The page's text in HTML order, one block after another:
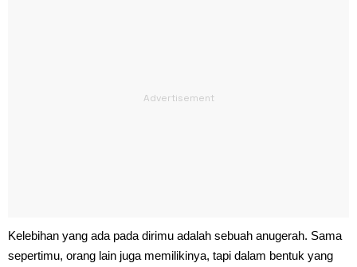
Kelebihan yang ada pada dirimu adalah sebuah anugerah. Sama
sepertimu, orang lain juga memilikinya, tapi dalam bentuk yang